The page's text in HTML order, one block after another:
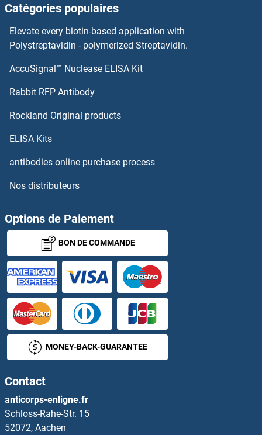
OR10Q1 Anticorps
OR10P1 Anticorps
OR10K1 Anticorps
OR13C9 Anticorps
OR13D1 Anticorps
OR13F1 Anticorps
OR13G1 Anticorps
OR13H1 Anticorps
OR13J1 Anticorps
OR14A16 Anticorps
OR14C36 Anticorps
OR14J1 Anticorps
OR1A1 Anticorps
Catégories populaires
Elevate every biotin-based application with
Polystreptavidin - polymerized Streptavidin.
AccuSignal™ Nuclease ELISA Kit
Rabbit RFP Antibody
Rockland Original products
ELISA Kits
antibodies online purchase process
Nos distributeurs
Options de Paiement
BON DE COMMANDE
MONEY-BACK-GUARANTEE
Contact
anticorps-enligne.fr
Schloss-Rahe-Str. 15
52072, Aachen